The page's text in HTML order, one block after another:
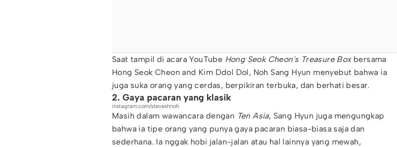
Saat tampil di acara YouTube Hong Seok Cheon's Treasure Box bersama
Hong Seok Cheon and Kim Ddol Dol, Noh Sang Hyun menyebut bahwa ia
juga suka orang yang cerdas, berpikiran terbuka, dan berhati besar.
2. Gaya pacaran yang klasik
instagram.com/steveshnoh
Masih dalam wawancara dengan Ten Asia, Sang Hyun juga mengungkap
bahwa ia tipe orang yang punya gaya pacaran biasa-biasa saja dan
sederhana. Ia nggak hobi jalan-jalan atau hal lainnya yang mewah,